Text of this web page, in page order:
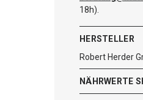
18h).
HERSTELLER
Robert Herder
NÄHRWERTE